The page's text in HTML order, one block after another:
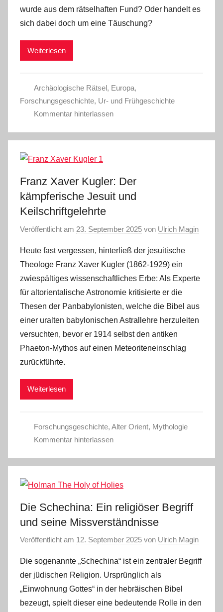
wurde aus dem rätselhaften Fund? Oder handelt es
sich dabei doch um eine Täuschung?
Weiterlesen
Archäologische Rätsel, Europa,
Forschungsgeschichte, Ur- und Frühgeschichte
Kommentar hinterlassen
Franz Xaver Kugler: Der
kämpferische Jesuit und
Keilschriftgelehrte
Veröffentlicht am 23. September 2025 von Ulrich Magin
Heute fast vergessen, hinterließ der jesuitische
Theologe Franz Xaver Kugler (1862-1929) ein
zwiespältiges wissenschaftliches Erbe: Als Experte
für altorientalische Astronomie kritisierte er die
Thesen der Panbabylonisten, welche die Bibel aus
einer uralten babylonischen Astrallehre herzuleiten
versuchten, bevor er 1914 selbst den antiken
Phaeton-Mythos auf einen Meteoriteneinschlag
zurückführte.
Weiterlesen
Forschungsgeschichte, Alter Orient, Mythologie
Kommentar hinterlassen
Die Schechina: Ein religiöser Begriff
und seine Missverständnisse
Veröffentlicht am 12. September 2025 von Ulrich Magin
Die sogenannte „Schechina“ ist ein zentraler Begriff
der jüdischen Religion. Ursprünglich als
„Einwohnung Gottes“ in der hebräischen Bibel
bezeugt, spielt dieser eine bedeutende Rolle in den